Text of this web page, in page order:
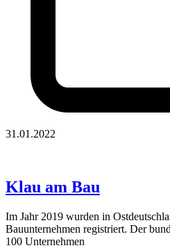
31.01.2022
Klau am Bau
Im Jahr 2019 wurden in
Bauunternehmen registriert. Der
100 Unternehmen